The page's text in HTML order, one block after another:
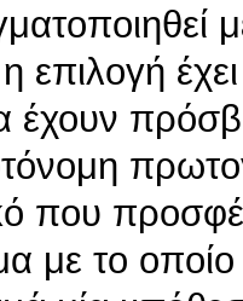
επιλογή
έχουν
που
με το οποίο